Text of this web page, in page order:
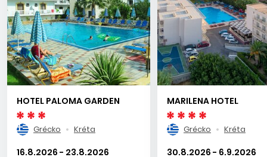
HOTEL PALOMA GARDEN
Grécko Kréta
16.8.2026 - 23.8.2026
MARILENA HOTEL
Grécko Kréta
30.8.2026 - 6.9.2026